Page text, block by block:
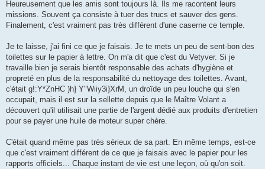
Heureusement que les amis sont toujours là. Ils me racontent leurs
missions. Souvent ça consiste à tuer des trucs et sauver des gens.
Finalement, c'est vraiment pas très différent d'une caserne ce temple.
Je te laisse, j'ai fini ce que je faisais. Je te mets un peu de sent-bon des
toilettes sur le papier à lettre. On m'a dit que c'est du Vetyver. Si je
travaille bien je serais bientôt responsable des achats d'hygiène et
propreté en plus de la responsabilité du nettoyage des toilettes. Avant,
c'était g!:Y*ZnHC )h} Y"Wiiy3i}XrM, un droïde un peu louche qui s'en
occupait, mais il est sur la sellette depuis que le Maître Volant a
découvert qu'il utilisait une partie de l'argent dédié aux produits d'entretien
pour se payer une huile de moteur super chère.
C'était quand même pas très sérieux de sa part. En même temps, est-ce
que c'est vraiment différent de ce que je faisais avec le papier pour les
rapports officiels... Chaque instant de vie est une leçon, où qu'on soit.